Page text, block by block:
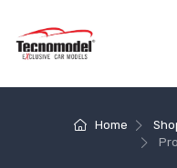
Home